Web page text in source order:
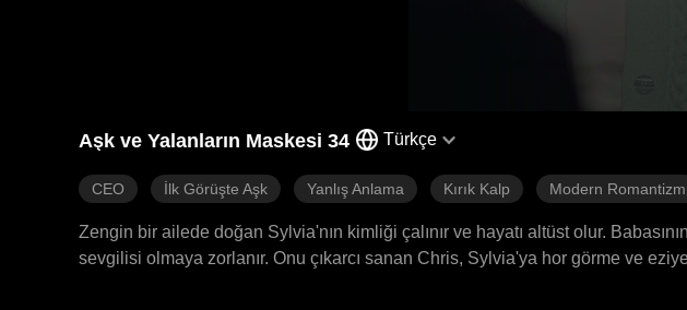
Aşk ve Yalanların Maskesi 34 Türkçe
CEO İlk Görüşte Aşk Yanlış Anlama Kırık Kalp Modern Romantizm
Zengin bir ailede doğan Sylvia'nın kimliği çalınır ve hayatı altüst olur.
sevgilisi olmaya zorlanır. Onu çıkarcı sanan Chris, Sylvia'ya hor görme ve